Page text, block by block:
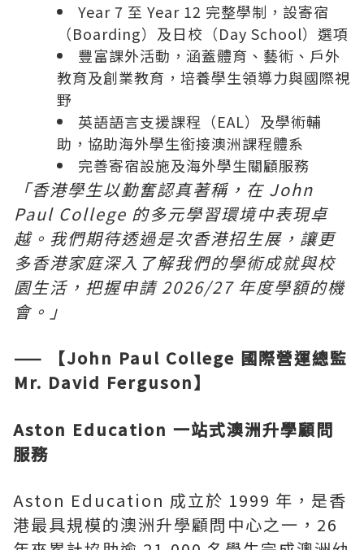
Year 7 至 Year 12 完整學制，設寄宿
（Boarding）及日校（Day School）選項
豐富課外活動，涵蓋體育、藝術、戶外
教育及創業教育，培養學生領導力與國際視
野
英語語言支援課程（EAL）及學術輔
助，協助海外學生銜接澳洲課程體系
完善寄宿設施及海外學生關顧服務
「香港學生以勤奮認真著稱，在 John
Paul College 的多元學習環境中表現卓
越。我們期待透過是次香港招生展，讓更
多香港家庭深入了解我們的學術成就與校
園生活，把握申請 2026/27 年度學額的機
會。」
—— 【John Paul College 國際營運總監
Mr. David Ferguson】
Aston Education 一站式澳洲升學顧問
服務
Aston Education 成立於 1999 年，是香
港最具規模的澳洲升學顧問中心之一，26